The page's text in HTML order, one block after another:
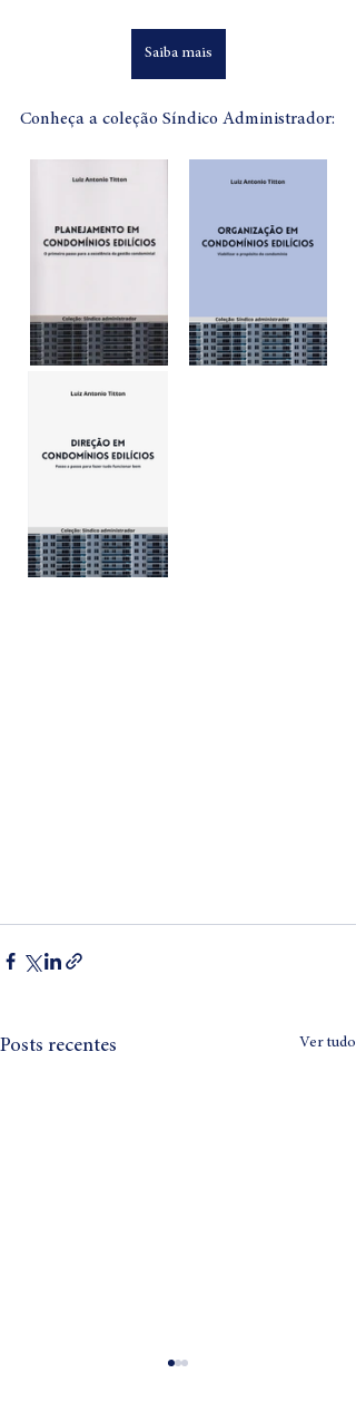
Saiba mais
Conheça a coleção Síndico Administrador:
Posts recentes Ver tudo